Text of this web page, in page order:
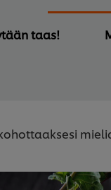
taas!